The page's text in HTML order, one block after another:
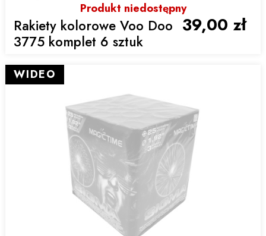
Produkt niedostępny
Rakiety kolorowe Voo Doo
3775 komplet 6 sztuk
39,00 zł
WIDEO